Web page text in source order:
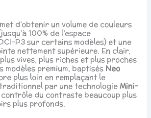
d’obtenir un volume de couleurs
100% de l’espace
P3 sur certains modèles) et une
nettement supérieure. En clair,
vives, plus riches et plus proches
modèles premium, baptisés Neo
plus loin en remplaçant le
par une technologieMini-
du contraste beaucoup plus
plus profonds.